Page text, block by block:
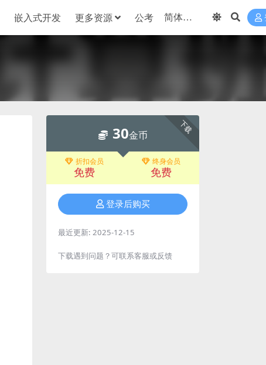
嵌入式开发 更多资源 公考
下载
30金币
折扣会员
免费
终身会员
免费
登录后购买
最近更新: 2025-12-15
下载遇到问题？可联系客服或反馈